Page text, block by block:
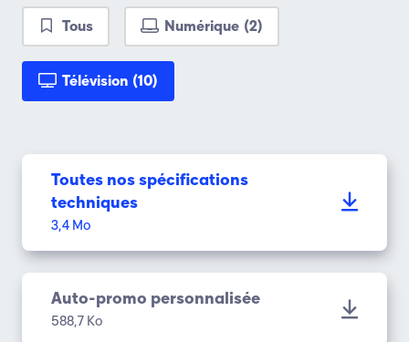
Tous Numérique (2)
Télévision (10)
Toutes nos spécifications
techniques
3,4 Mo
Auto-promo personnalisée
588,7 Ko